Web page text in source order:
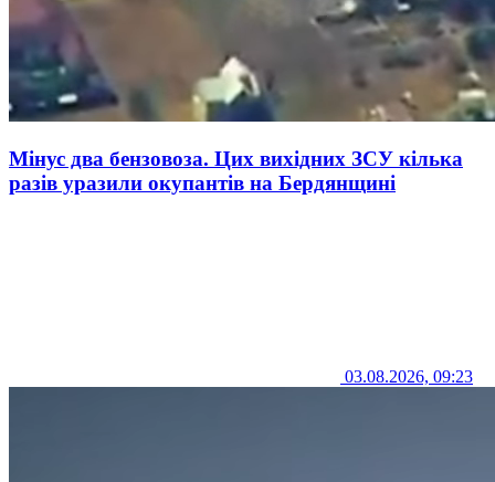
Мінус два бензовоза. Цих вихідних ЗСУ кілька
разів уразили окупантів на Бердянщині
03.08.2026, 09:23